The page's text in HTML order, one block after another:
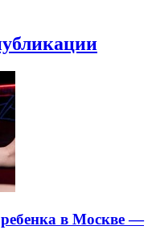
ребенка в Москве —